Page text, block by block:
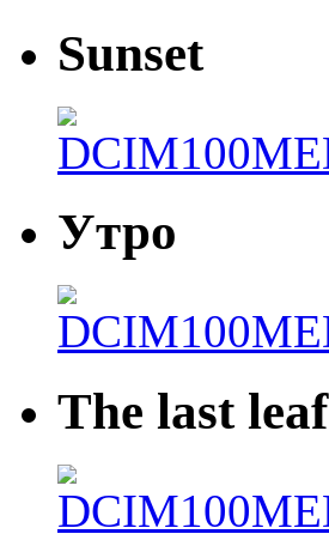
Sunset
Утро
The last leaf